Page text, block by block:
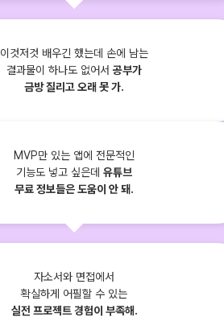
이것저것 배우긴 했는데 손에 남는
결과물이 하나도 없어서 공부가
금방 질리고 오래 못 가.
MVP만 있는 앱에 전문적인
기능도 넣고 싶은데 유튜브
무료 정보들은 도움이 안 돼.
자소서와 면접에서
확실하게 어필할 수 있는
실전 프로젝트 경험이 부족해.